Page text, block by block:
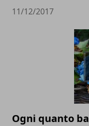
11/12/2017
Ogni quanto